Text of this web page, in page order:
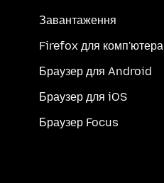
Завантаження
Firefox для комп'ютера
Браузер для Android
Браузер для iOS
Браузер Focus